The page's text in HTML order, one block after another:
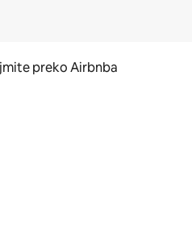
preko Airbnba